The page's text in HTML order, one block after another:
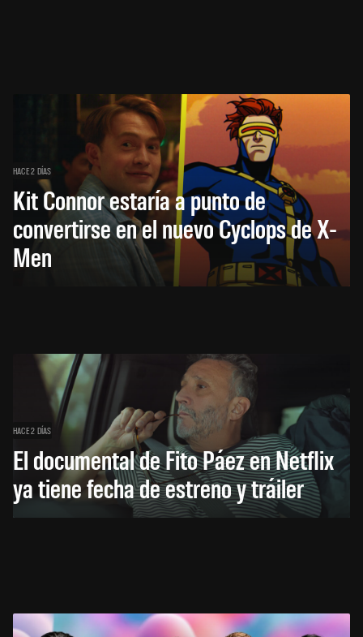
HACE 2 DÍAS
Kit Connor estaría a punto de
convertirse en el nuevo Cyclops de X-
Men
HACE 2 DÍAS
El documental de Fito Páez en Netflix
ya tiene fecha de estreno y tráiler